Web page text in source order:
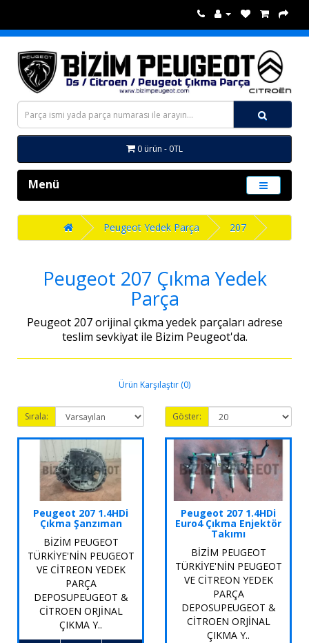
0 ürün - 0TL
Menü
Peugeot Yedek Parça 207
Peugeot 207 Çıkma Yedek
Parça
Peugeot 207 orijinal çıkma yedek parçaları adrese
teslim sevkiyat ile Bizim Peugeot'da.
Ürün Karşılaştır (0)
Sırala: Göster:
Peugeot 207 1.4HDi
Çıkma Şanzıman
BİZİM PEUGEOT
TÜRKİYE'NİN PEUGEOT
VE CİTREON YEDEK
PARÇA
DEPOSUPEUGEOT &
CİTROEN ORJİNAL
ÇIKMA Y..
Peugeot 207 1.4HDi
Euro4 Çıkma Enjektör
Takımı
BİZİM PEUGEOT
TÜRKİYE'NİN PEUGEOT
VE CİTREON YEDEK
PARÇA
DEPOSUPEUGEOT &
CİTROEN ORJİNAL
ÇIKMA Y..